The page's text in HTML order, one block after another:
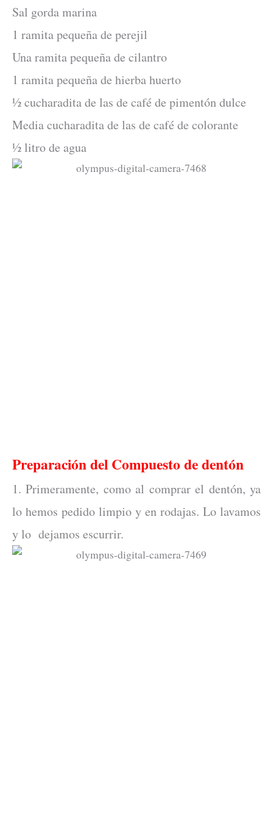
Sal gorda marina
1 ramita pequeña de perejil
Una ramita pequeña de cilantro
1 ramita pequeña de hierba huerto
½ cucharadita de las de café de pimentón dulce
Media cucharadita de las de café de colorante
½ litro de agua
Preparación del Compuesto de dentón
1. Primeramente, como al comprar el dentón, ya
lo hemos pedido limpio y en rodajas. Lo lavamos
y lo dejamos escurrir.